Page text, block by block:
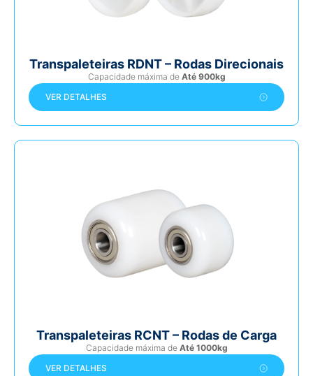
Transpaleteiras RDNT – Rodas Direcionais
Capacidade máxima de Até 900kg
VER DETALHES
Transpaleteiras RCNT – Rodas de Carga
Capacidade máxima de Até 1000kg
VER DETALHES